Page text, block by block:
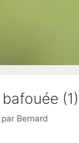
(1)
par Bernard